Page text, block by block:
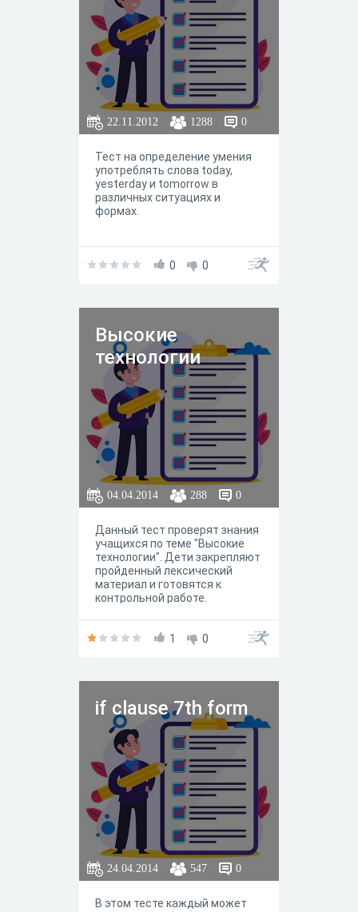
22.11.2012 1288 0
Тест на определение умения
употреблять слова today,
yesterday и tomorrow в
различных ситуациях и
формах.
0 0
Высокие
технологии
04.04.2014 288 0
Данный тест проверят знания
учащихся по теме "Высокие
технологии". Дети закрепляют
пройденный лексический
материал и готовятся к
контрольной работе.
1 0
if clause 7th form
24.04.2014 547 0
В этом тесте каждый может